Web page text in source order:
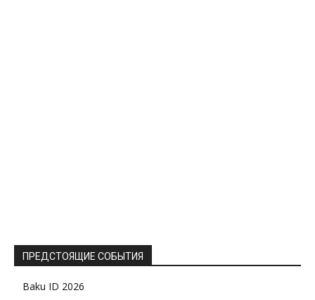
ПРЕДСТОЯЩИЕ СОБЫТИЯ
Baku ID 2026